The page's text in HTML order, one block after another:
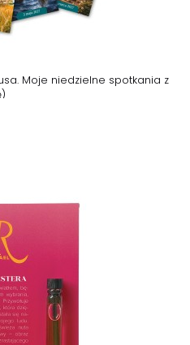
Moje niedzielne spotkania z